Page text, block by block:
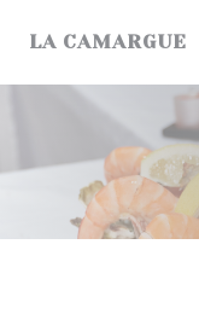
LA CAMARGUE